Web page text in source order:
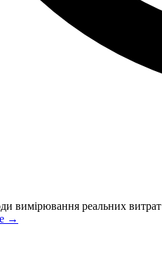
вимірювання реальних витрат
→